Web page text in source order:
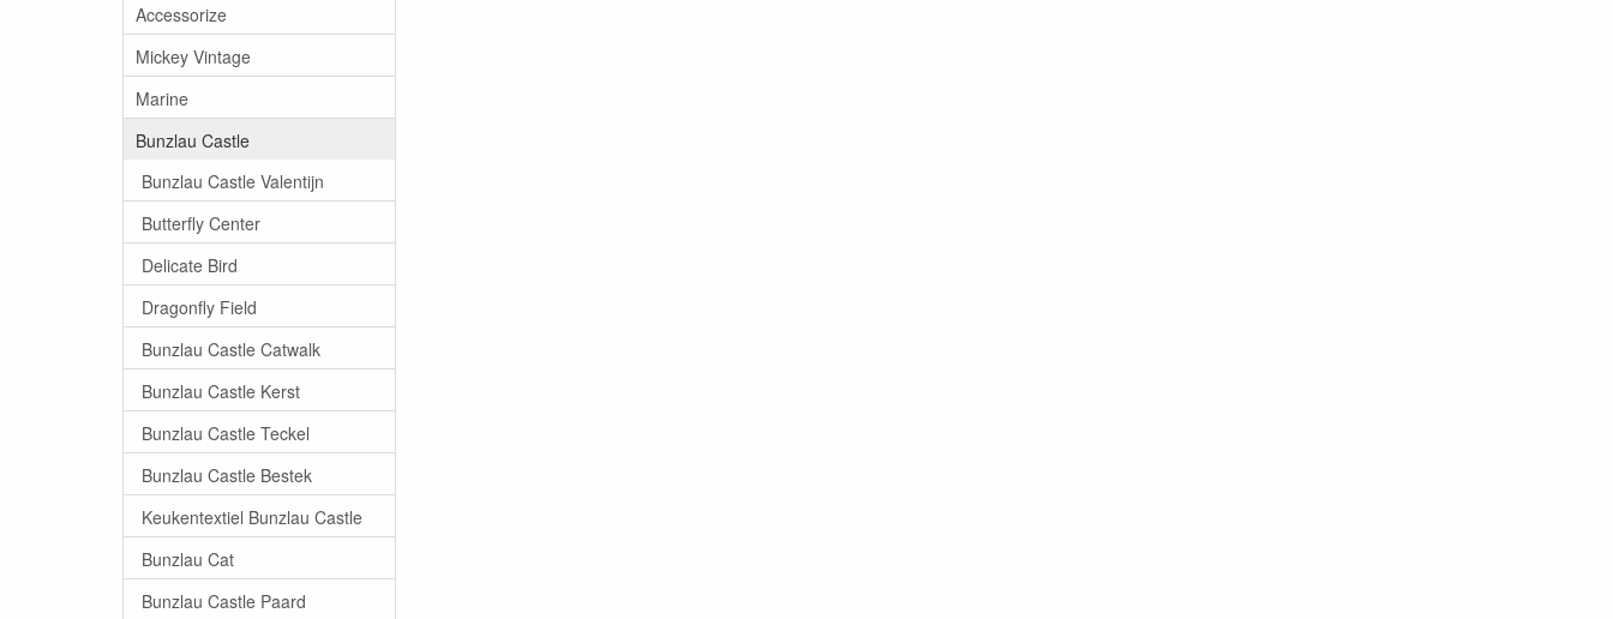
Accessorize
Mickey Vintage
Marine
Bunzlau Castle
Bunzlau Castle Valentijn
Butterfly Center
Delicate Bird
Dragonfly Field
Bunzlau Castle Catwalk
Bunzlau Castle Kerst
Bunzlau Castle Teckel
Bunzlau Castle Bestek
Keukentextiel Bunzlau Castle
Bunzlau Cat
Bunzlau Castle Paard